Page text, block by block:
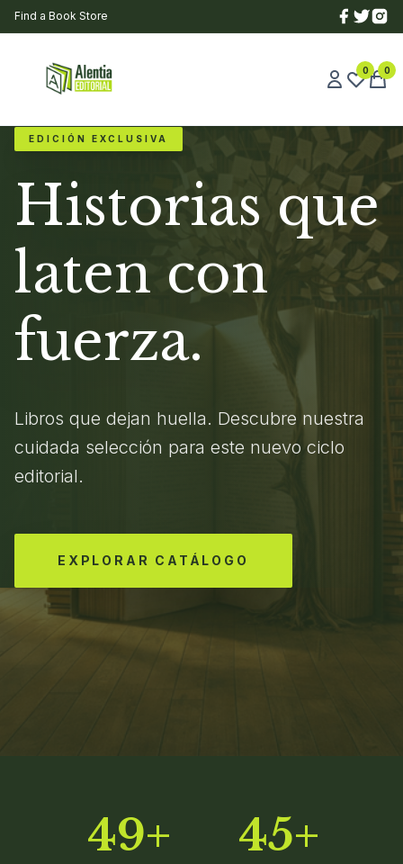
Find a Book Store
0 0
EDICIÓN EXCLUSIVA
Historias que
laten con
fuerza.
Libros que dejan huella. Descubre nuestra
cuidada selección para este nuevo ciclo
editorial.
EXPLORAR CATÁLOGO
49+ 45+